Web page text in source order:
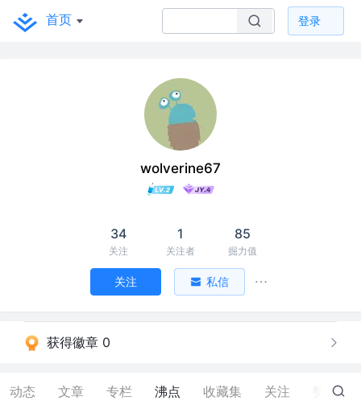
首页 登录
wolverine67
34
关注
1
关注者
85
掘力值
关注 私信
获得徽章 0
动态 文章 专栏 沸点 收藏集 关注 1